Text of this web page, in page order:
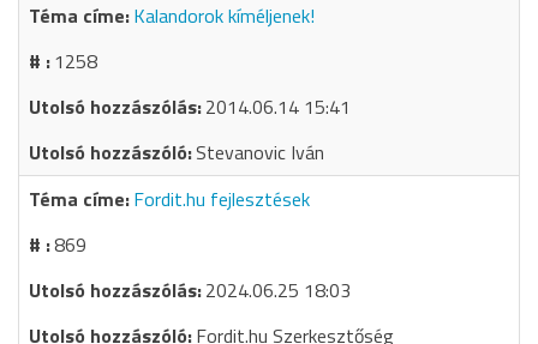
Kalandorok kíméljenek!
1258
2014.06.14 15:41
Stevanovic Iván
Fordit.hu fejlesztések
869
2024.06.25 18:03
Fordit.hu Szerkesztőség